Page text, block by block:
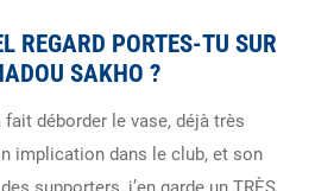
REGARD PORTES-TU SUR
SAKHO ?
fait déborder le vase, déjà très
implication dans le club, et son